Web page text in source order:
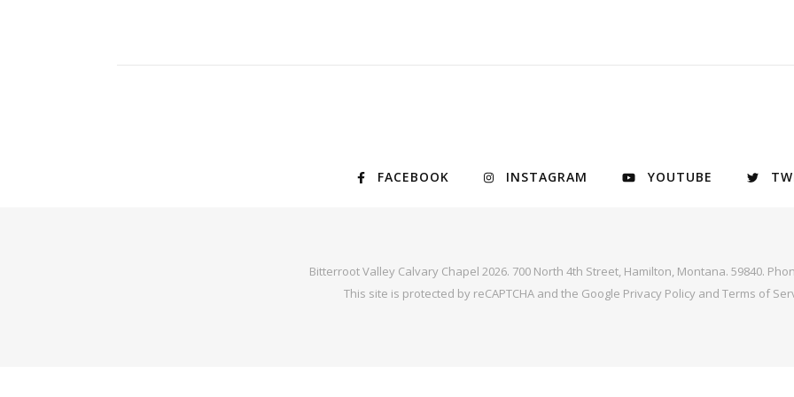
FACEBOOK INSTAGRAM YOUTUBE
Bitterroot Valley Calvary Chapel 2026. 700 North 4th Street, Hamilton, Montana. 59840.
This site is protected by reCAPTCHA and the Google Privacy Policyand Terms of